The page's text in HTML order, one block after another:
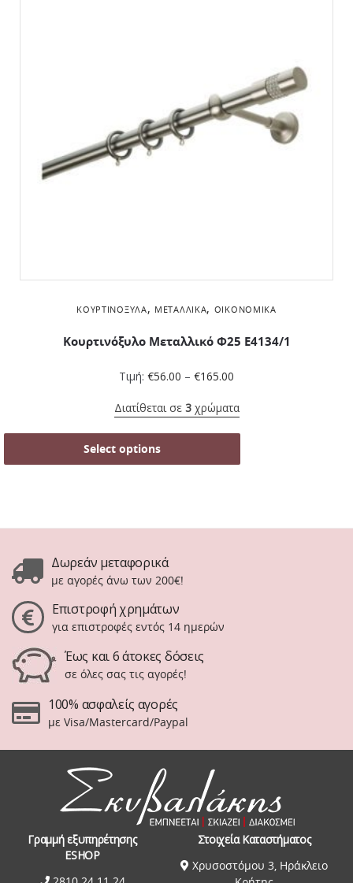
ΚΟΥΡΤΙΝΌΞΥΛΑ, ΜΕΤΑΛΛΙΚΆ, ΟΙΚΟΝΟΜΙΚΆ
Κουρτινόξυλο Μεταλλικό Φ25 Ε4134/1
Τιμή: €56.00 – €165.00
Διατίθεται σε 3χρώματα
Select options
Δωρεάν μεταφορικά
με αγορές άνω των 200€!
Επιστροφή χρημάτων
για επιστροφές εντός 14 ημερών
Έως και 6 άτοκες δόσεις
σε όλες σας τις αγορές!
100% ασφαλείς αγορές
με Visa/Mastercard/Paypal
Γραμμή εξυπηρέτησης
ESHOP
Στοιχεία Καταστήματος
Χρυσοστόμου 3, Ηράκλειο